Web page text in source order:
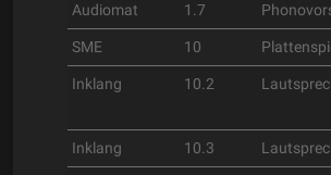
Audiomat 1.7
SME 10
Inklang 10.2
Inklang 10.3